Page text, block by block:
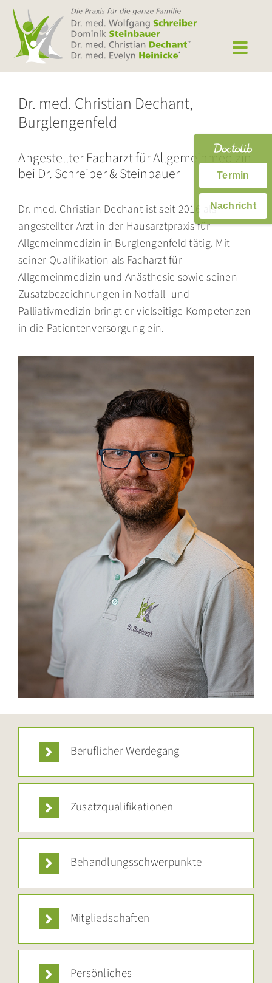
Termin
Nachricht
Zum
Inhalt
springen
Dr. med. Christian Dechant,
Burglengenfeld
Angestellter Facharzt für Allgemeinmedizin
bei Dr. Schreiber & Steinbauer
Dr. med. Christian Dechant ist seit 2016 als
angestellter Arzt in der Hausarztpraxis für
Allgemeinmedizin in Burglengenfeld tätig. Mit
seiner Qualifikation als Facharzt für
Allgemeinmedizin und Anästhesie sowie seinen
Zusatzbezeichnungen in Notfall- und
Palliativmedizin bringt er vielseitige Kompetenzen
in die Patientenversorgung ein.
Beruflicher Werdegang
Zusatzqualifikationen
Behandlungsschwerpunkte
Mitgliedschaften
Persönliches